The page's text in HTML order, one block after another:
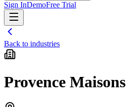
Sign InDemoFree Trial
Back to industries
Provence Maisons